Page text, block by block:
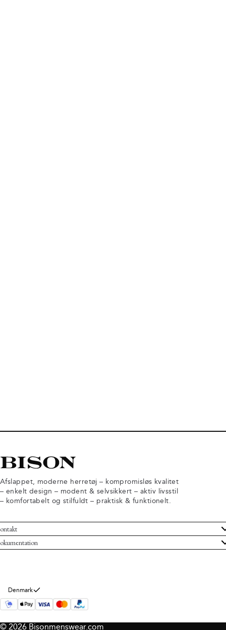
Afslappet, moderne herretøj – kompromisløs kvalitet
– enkelt design – modent & selvsikkert – aktiv livsstil
– komfortabelt og stilfuldt – praktisk & funktionelt.
Bisoninformation
Denmark
© 2026 Bisonmenswear.com